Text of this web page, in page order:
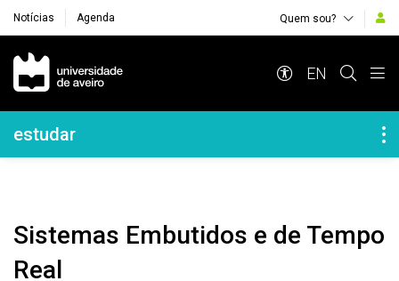
Notícias Agenda Quem sou?
Navegação Principal
EN
Navegação Lateral
estudar
Sistemas Embutidos e de Tempo
Real